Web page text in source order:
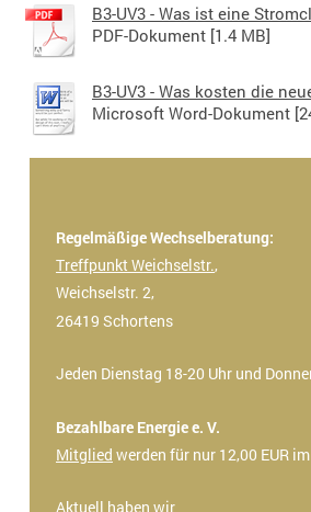
B3-UV3 - Was ist eine
PDF-Dokument [1.4 MB]
B3-UV3 - Was kosten die
Microsoft Word-Dokument
Regelmäßige Wechselberatung:
Treffpunkt Weichselstr.,
Weichselstr. 2,
26419 Schortens
Jeden Dienstag 18-20 Uhr und
Bezahlbare Energie e. V.
Mitglied werden für nur 12,00 EUR
Aktuell haben wir